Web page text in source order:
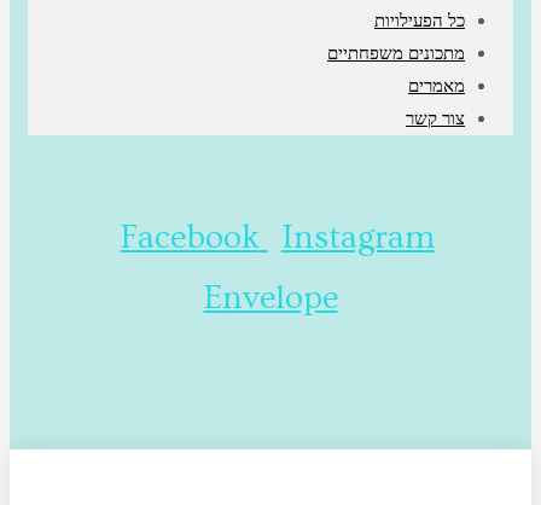
כל הפעילויות
מתכונים משפחתיים
מאמרים
צור קשר
Facebook
Instagram
Envelope